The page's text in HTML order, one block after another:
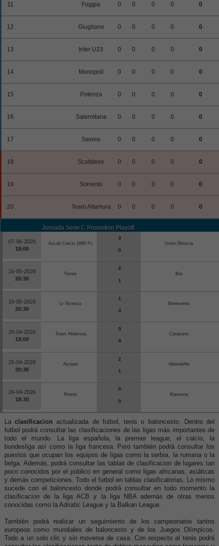
11 Foggia 0 0 0 0 0
12 Giugliano 0 0 0 0 0
13 Inter U23 0 0 0 0 0
14 Monopoli 0 0 0 0 0
15 Potenza 0 0 0 0 0
16 Salernitana 0 0 0 0 0
17 Savoia 0 0 0 0 0
18 Scafatese 0 0 0 0 0
19 Sorrento 0 0 0 0 0
20 Team Altamura 0 0 0 0 0
Jornada Serie C Promotion Playoff
07-06-2026
18:00
Ascoli Calcio 1898 Fc
3
0
Union Brescia
16-05-2026
20:30
Torres
2
1
Bra
16-05-2026
20:30
Lr Vicenza
1
4
Benevento
26-04-2026
18:00
Team Altamura
0
4
Casarano
25-04-2026
20:30
Alcione
2
1
Albinoleffe
26-04-2026
18:30
Rimini
0
0
Ravenna
Laclasificacion actualizada de futbol, tenis o baloncesto. Dentro del
futbol podrá consultar las clasificaciones de las ligas más importantes de
todo el mundo. La liga española, la premier league, el calcio, la
bundesliga así como la liga francesa. Pero también podrá consultar los
puestos que ocupan los equipos de ligas como la serbia, la rumana o la
belga. Además, podrá consultar las tablas de clasificacion de lugares tan
poco conocidos por el público en general como ligas africanas, asiáticas
y demás competiciones. Todo el futbol en tablas clasificatorias. Lo mismo
sucede con el baloncesto donde podrá consultar en todo momento la
clasificacion de la liga ACB y la liga NBA además de otras menos
conocidas como la Adriatic League y la Balkan League.
También podrá realizar un seguimiento de los campeonatos tantos
europeos como mundiales de baloncesto y de los Juegos Olímpicos.
Todo a un solo clic y sin moverse de casa. Con respecto al tenis podrá